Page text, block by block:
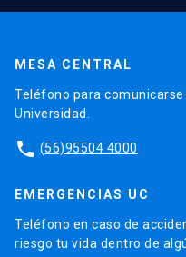
MESA CENTRAL
Teléfono para
Universidad.
phone (56)95504 4000
EMERGENCIAS UC
Teléfono en caso de
riesgo tu vida dentro de